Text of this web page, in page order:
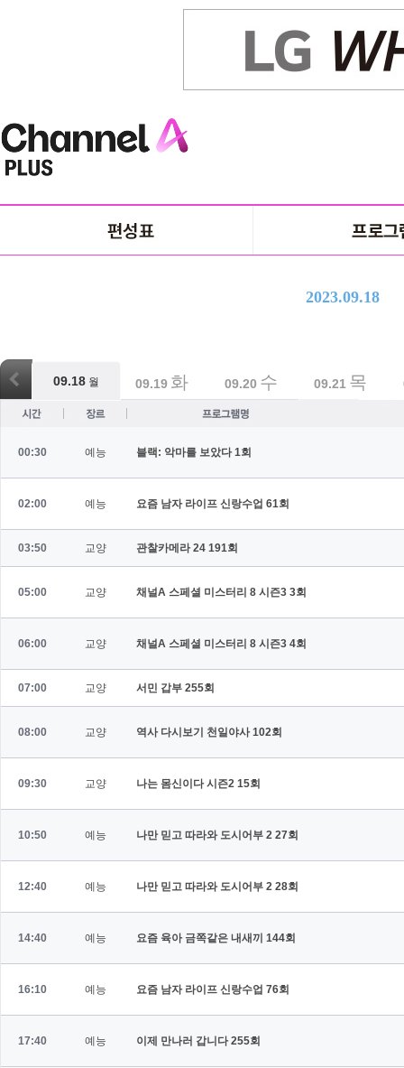
2023.09.18
09.18 월
09.18월 09.19 화 09.20 수 09.21 목
00:30 예능 블랙: 악마를 보았다1회
02:00 예능 요즘 남자 라이프 신랑수업 61회
03:50 교양 관찰카메라 24 191회
05:00 교양 채널A 스페셜 미스터리 8 시즌3 3회
06:00 교양 채널A 스페셜 미스터리 8 시즌3 4회
07:00 교양 서민 갑부 255회
08:00 교양 역사 다시보기 천일야사102회
09:30 교양 나는 몸신이다 시즌2 15회
10:50 예능 나만 믿고 따라와 도시어부 2 27회
12:40 예능 나만 믿고 따라와 도시어부 2 28회
14:40 예능 요즘 육아 금쪽같은 내새끼 144회
16:10 예능 요즘 남자 라이프 신랑수업 76회
17:40 예능 이제 만나러 갑니다255회